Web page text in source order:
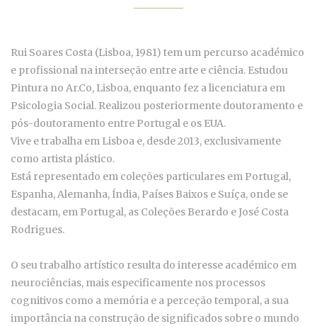
Rui Soares Costa (Lisboa, 1981) tem um percurso académico
e profissional na interseção entre arte e ciência. Estudou
Pintura no Ar.Co, Lisboa, enquanto fez a licenciatura em
Psicologia Social. Realizou posteriormente doutoramento e
pós-doutoramento entre Portugal e os EUA.
Vive e trabalha em Lisboa e, desde 2013, exclusivamente
como artista plástico.
Está representado em coleções particulares em Portugal,
Espanha, Alemanha, Índia, Países Baixos e Suíça, onde se
destacam, em Portugal, as Coleções Berardo e José Costa
Rodrigues.
O seu trabalho artístico resulta do interesse académico em
neurociências, mais especificamente nos processos
cognitivos como a memória e a perceção temporal, a sua
importância na construção de significados sobre o mundo